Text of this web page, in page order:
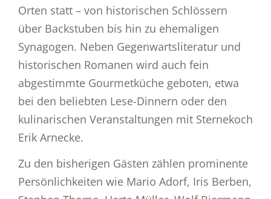
Orten statt – von historischen Schlössern
über Backstuben bis hin zu ehemaligen
Synagogen. Neben Gegenwartsliteratur und
historischen Romanen wird auch fein
abgestimmte Gourmetküche geboten, etwa
bei den beliebten Lese-Dinnern oder den
kulinarischen Veranstaltungen mit Sternekoch
Erik Arnecke.
Zu den bisherigen Gästen zählen prominente
Persönlichkeiten wie Mario Adorf, Iris Berben,